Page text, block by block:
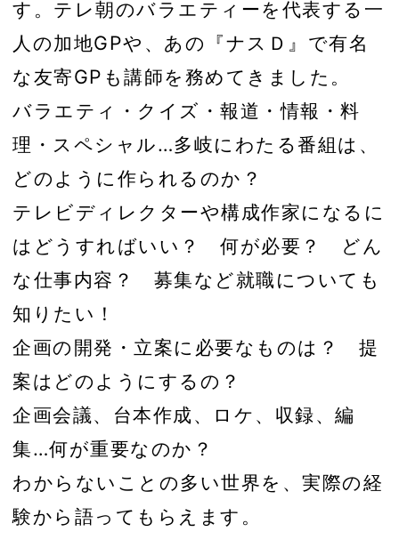
す。テレ朝のバラエティーを代表する一
人の加地GPや、あの『ナスＤ』で有名
な友寄GPも講師を務めてきました。
バラエティ・クイズ・報道・情報・料
理・スペシャル…多岐にわたる番組は、
どのように作られるのか？
テレビディレクターや構成作家になるに
はどうすればいい？ 何が必要？ どん
な仕事内容？ 募集など就職についても
知りたい！
企画の開発・立案に必要なものは？ 提
案はどのようにするの？
企画会議、台本作成、ロケ、収録、編
集…何が重要なのか？
わからないことの多い世界を、実際の経
験から語ってもらえます。